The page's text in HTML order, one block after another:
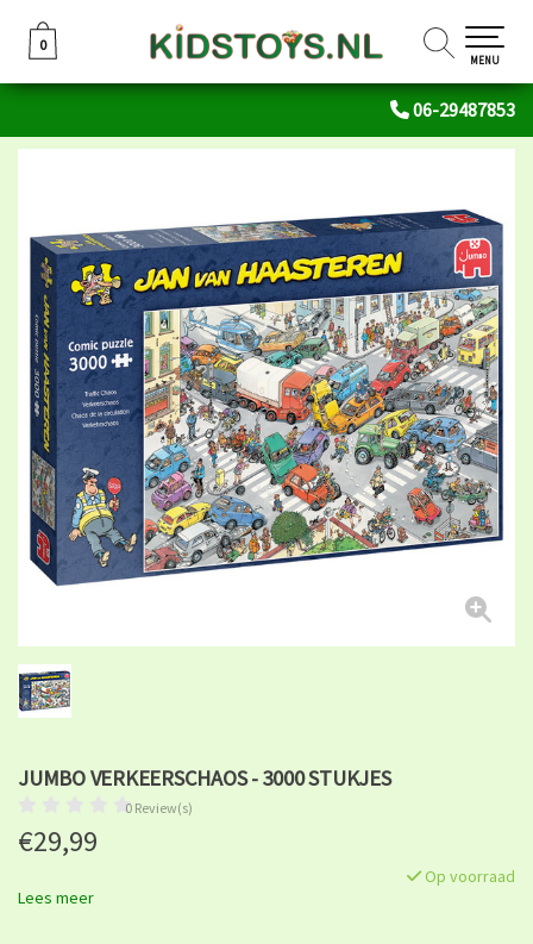
06-29487853
0
0
MENU
JUMBO VERKEERSCHAOS - 3000 STUKJES
0 Review(s)
€29,99
Op voorraad
Lees meer